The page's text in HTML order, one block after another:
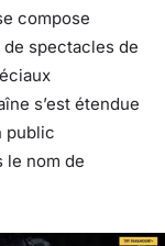
compose
spectacles de
s’est étendue
public
le nom de